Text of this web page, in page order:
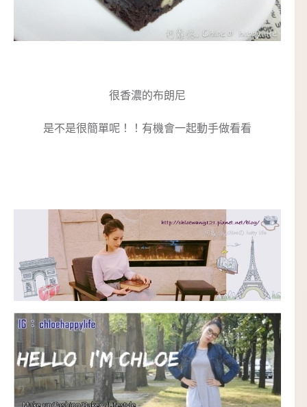
很香濃的布朗尼
是不是很簡單呢！！有機會一起動手做看看